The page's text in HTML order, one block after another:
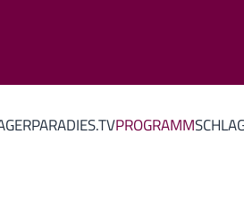
PROGRAMM